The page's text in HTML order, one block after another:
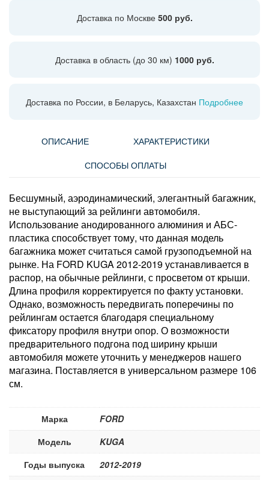
Доставка по Москве 500 руб.
Доставка в область (до 30 км) 1000 руб.
Доставка по России, в Беларусь, Казахстан Подробнее
ОПИСАНИЕ
ХАРАКТЕРИСТИКИ
СПОСОБЫ ОПЛАТЫ
Бесшумный, аэродинамический, элегантный багажник,
не выступающий за рейлинги автомобиля.
Использование анодированного алюминия и АБС-
пластика способствует тому, что данная модель
багажника может считаться самой грузоподъемной на
рынке. На FORD KUGA 2012-2019 устанавливается в
распор, на обычные рейлинги, с просветом от крыши.
Длина профиля корректируется по факту установки.
Однако, возможность передвигать поперечины по
рейлингам остается благодаря специальному
фиксатору профиля внутри опор. О возможности
предварительного подгона под ширину крыши
автомобиля можете уточнить у менеджеров нашего
магазина. Поставляется в универсальном размере 106
см.
Марка
FORD
Модель
KUGA
Годы выпуска
2012-2019